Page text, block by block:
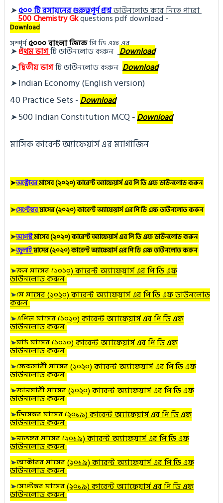
➤৫০০ টি রসায়নের গুরুত্বপূর্ণ প্রশ্নডাউনলোড করে নিতে পারো
500Chemistry Gkquestions pdf download -
Download
সম্পূর্ণ৫০০০ বাংলা জিকেপি ডি এফ এর
➤প্রথম ভাগটি ডাউনলোড করুন Download
➤দ্বিতীয় ভাগটি ডাউনলোড করুন Download
➤Indian Economy (English version)
40 Practice Sets - Download
➤500 Indian Constitution MCQ- Download
মাসিক কারেন্ট অ্যাফেয়ার্স এর ম্যাগাজিন
➤অক্টোবরমাসের (২০২০) কারেন্ট অ্যাফেয়ার্স এর পি ডি এফ ডাউনলোড করুন
➤সেপ্টেম্বরমাসের (২০২০) কারেন্ট অ্যাফেয়ার্স এর পি ডি এফ ডাউনলোড করুন
➤আগস্টমাসের (২০২০) কারেন্ট অ্যাফেয়ার্স এর পি ডি এফ ডাউনলোড করুন
➤জুলাইমাসের (২০২০) কারেন্ট অ্যাফেয়ার্স এর পি ডি এফ ডাউনলোড করুন
➤জুনমাসের (২০২০) কারেন্ট অ্যাফেয়ার্স এর পি ডি এফ
ডাউনলোড করুন
➤মেমাসের (২০২০) কারেন্ট অ্যাফেয়ার্স এর পি ডি এফ ডাউনলোড
করুন
➤এপ্রিলমাসের (২০২০) কারেন্ট অ্যাফেয়ার্স এর পি ডি এফ
ডাউনলোড করুন
➤মার্চমাসের (২০২০) কারেন্ট অ্যাফেয়ার্স এর পি ডি এফ
ডাউনলোড করুন
➤ফেব্রুয়ারীমাসের (২০২০) কারেন্ট অ্যাফেয়ার্স এর পি ডি এফ
ডাউনলোড করুন
➤জানুয়ারীমাসের (২০২০) কারেন্ট অ্যাফেয়ার্স এর পি ডি এফ
ডাউনলোড করুন
➤ডিসেম্বরমাসের (২০১৯) কারেন্ট অ্যাফেয়ার্স এর পি ডি এফ
ডাউনলোড করুন
➤নভেম্বরমাসের (২০১৯) কারেন্ট অ্যাফেয়ার্স এর পি ডি এফ
ডাউনলোড করুন
➤অক্টোবরমাসের (২০১৯) কারেন্ট অ্যাফেয়ার্স এর পি ডি এফ
ডাউনলোড করুন
➤সেপ্টেম্বর মাসের (২০১৯) কারেন্ট অ্যাফেয়ার্স এর পি ডি এফ
ডাউনলোড করুন